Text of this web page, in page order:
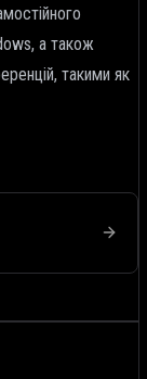
а також
такими як